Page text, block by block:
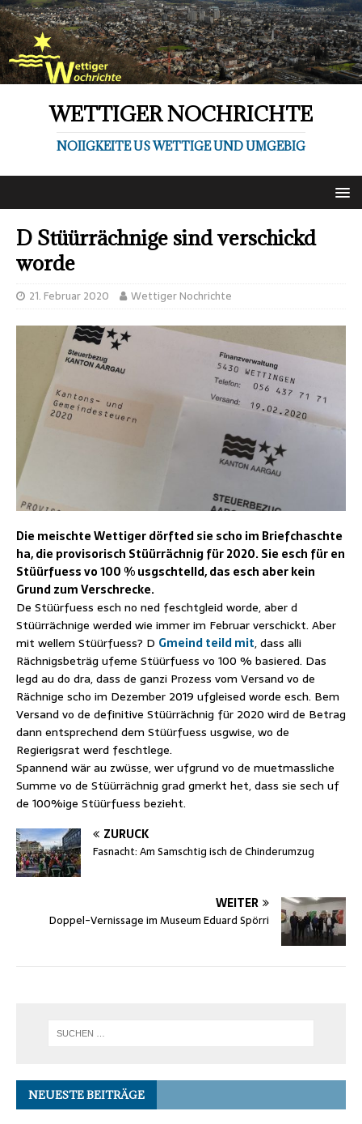
WETTIGER NOCHRICHTE
NOIIGKEITE US WETTIGE UND UMGEBIG
D Stüürrächnige sind verschickd
worde
21. Februar 2020 Wettiger Nochrichte
Die meischte Wettiger dörfted sie scho im Briefchaschte
ha, die provisorisch Stüürrächnig für 2020. Sie esch für en
Stüürfuess vo 100 % usgschtelld, das esch aber kein
Grund zum Verschrecke.
De Stüürfuess esch no ned feschtgleid worde, aber d
Stüürrächnige werded wie immer im Februar verschickt. Aber
mit wellem Stüürfuess? D Gmeind teild mit, dass alli
Rächnigsbeträg ufeme Stüürfuess vo 100 % basiered. Das
legd au do dra, dass de ganzi Prozess vom Versand vo de
Rächnige scho im Dezember 2019 ufgleised worde esch. Bem
Versand vo de definitive Stüürrächnig für 2020 wird de Betrag
dann entsprechend dem Stüürfuess usgwise, wo de
Regierigsrat werd feschtlege.
Spannend wär au zwüsse, wer ufgrund vo de muetmassliche
Summe vo de Stüürrächnig grad gmerkt het, dass sie sech uf
de 100%ige Stüürfuess bezieht.
ZURÜCK
Fasnacht: Am Samschtig isch de Chinderumzug
WEITER
Doppel-Vernissage im Museum Eduard Spörri
NEUESTE BEITRÄGE